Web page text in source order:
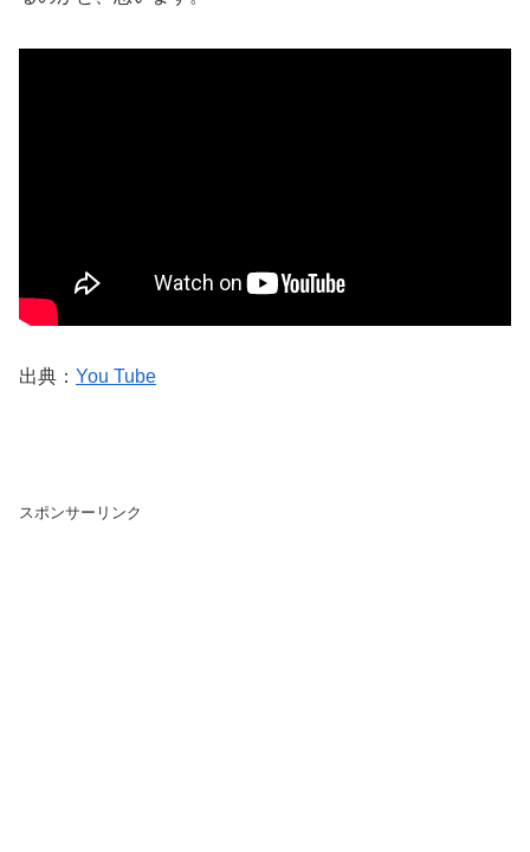
出典： You Tube
スポンサーリンク